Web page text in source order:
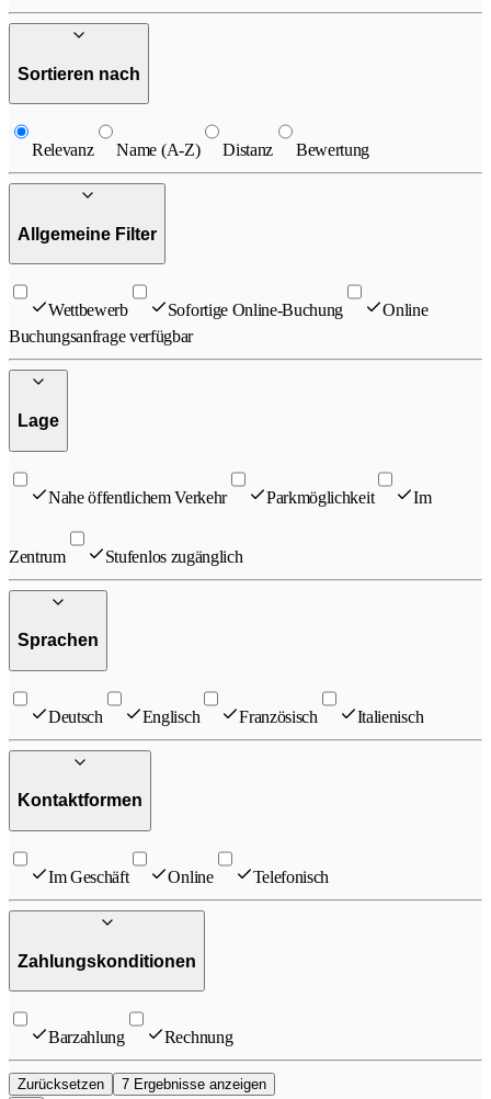
Sortieren nach
Relevanz Name (A-Z) Distanz Bewertung
Allgemeine Filter
Wettbewerb Sofortige Online-Buchung
Online
Buchungsanfrage verfügbar
Lage
Nahe öffentlichem Verkehr Parkmöglichkeit Im
Zentrum Stufenlos zugänglich
Sprachen
Deutsch Englisch Französisch Italienisch
Kontaktformen
Im Geschäft Online Telefonisch
Zahlungskonditionen
Barzahlung Rechnung
Zurücksetzen 7 Ergebnisse anzeigen